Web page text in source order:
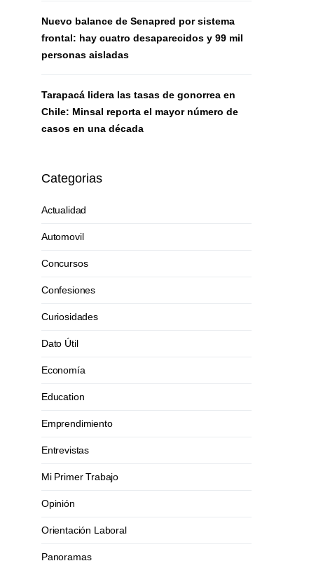
Nuevo balance de Senapred por sistema
frontal: hay cuatro desaparecidos y 99 mil
personas aisladas
Tarapacá lidera las tasas de gonorrea en
Chile: Minsal reporta el mayor número de
casos en una década
Categorias
Actualidad
Automovil
Concursos
Confesiones
Curiosidades
Dato Útil
Economía
Education
Emprendimiento
Entrevistas
Mi Primer Trabajo
Opinión
Orientación Laboral
Panoramas